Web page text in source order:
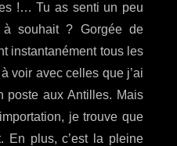
!… Tu as senti un peu
souhait ? Gorgée de
instantanément tous les
voir avec celles que j’ai
poste aux Antilles. Mais
je trouve que
En plus, c’est la pleine